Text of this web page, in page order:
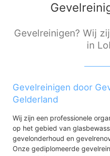
Gevelreinigen? Wij
in
Gevelreinigen door
Gelderland
Wij zijn een professionele
op het gebied van
gevelonderhoud en
Onze gediplomeerde